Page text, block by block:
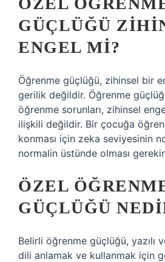
GÜÇLÜĞÜ
ENGEL MI?
Öğrenme güçlüğü, zihinsel bir
gerilik değildir. Öğrenme
öğrenme sorunları, zihinsel
ilişkili değildir. Bir çocuğa
konması için zeka seviyesinin
normalin üstünde olması
ÖZEL
GÜÇLÜĞÜ
Belirli öğrenme güçlüğü, yazılı
dili anlamak ve kullanmak için